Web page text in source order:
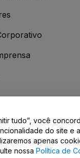
Ajuda / Fale
tudo”, você
do site e
apenas
nossa Política de